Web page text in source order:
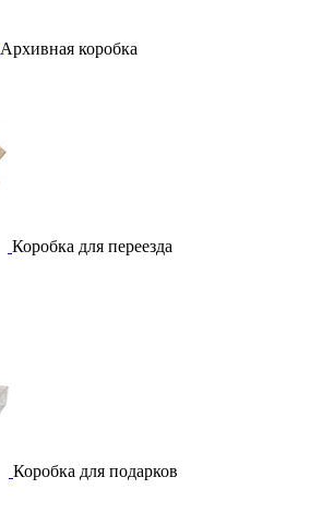
Архивная коробка
Коробка для переезда
Коробка для подарков